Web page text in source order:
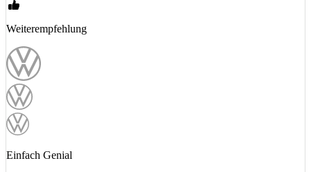
Weiterempfehlung
Einfach Genial